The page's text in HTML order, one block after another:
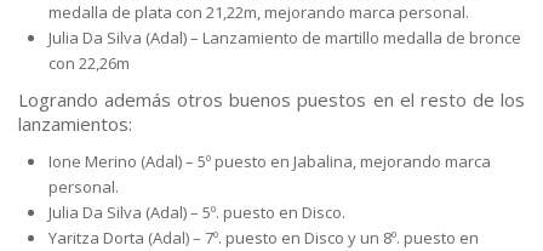
medalla de plata con 21,22m, mejorando marca personal.
Julia Da Silva (Adal) – Lanzamiento de martillo medalla de bronce
con 22,26m
Logrando además otros buenos puestos en el resto de los
lanzamientos:
Ione Merino (Adal) – 5º puesto en Jabalina, mejorando marca
personal.
Julia Da Silva (Adal) – 5º. puesto en Disco.
Yaritza Dorta (Adal) – 7º. puesto en Disco y un 8º. puesto en